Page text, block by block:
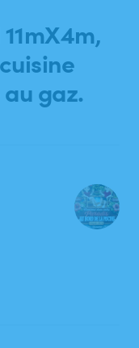
11mX4m​,​
cuisine
augaz.